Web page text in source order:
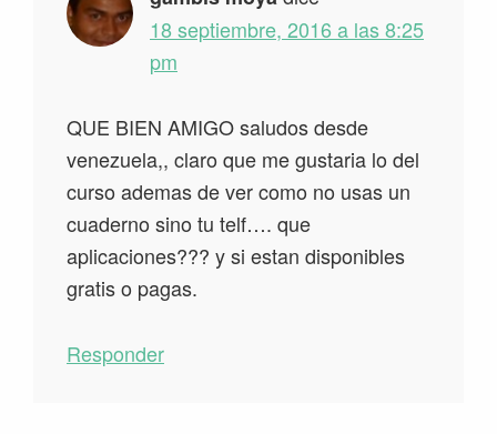
18 septiembre, 2016 a las 8:25
pm
QUE BIEN AMIGO saludos desde
venezuela,, claro que me gustaria lo del
curso ademas de ver como no usas un
cuaderno sino tu telf…. que
aplicaciones??? y si estan disponibles
gratis o pagas.
Responder